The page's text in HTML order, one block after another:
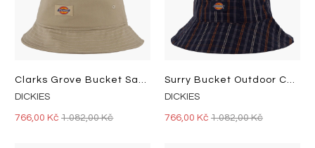
DICKIES
766,00 Kč1.082,00 Kč
DICKIES
766,00 Kč 1.082,00 Kč